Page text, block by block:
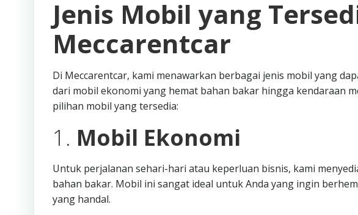
Jenis Mobil yang
Meccarentcar
Di Meccarentcar, kami menawarkan berbagai jenis mobil yang
dari mobil ekonomi yang hemat bahan bakar hingga kendaraan
pilihan mobil yang tersedia:
1. Mobil Ekonomi
Untuk perjalanan sehari-hari atau keperluan bisnis, kami
bahan bakar. Mobil ini sangat ideal untuk Anda yang ingin
yang handal.